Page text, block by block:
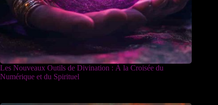
Les Nouveaux Outils de Divination : À la Croisée du
Numérique et du Spirituel